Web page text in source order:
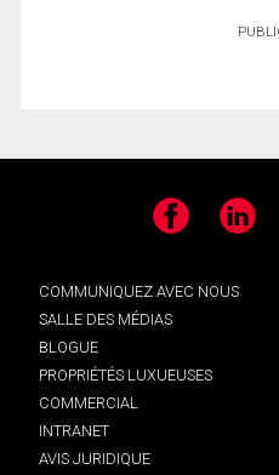
Facebook LinkedIn
COMMUNIQUEZ AVEC NOUS
SALLE DES MÉDIAS
BLOGUE
PROPRIÉTÉS LUXUEUSES
COMMERCIAL
INTRANET
AVIS JURIDIQUE